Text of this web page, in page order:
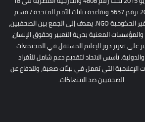
يونيو 2015 برقم 5657 وبقاعدة بيانات الأمم المتحدة / قسم
المنظمات غير الحكومية NGO. يهدف إلى الجمع بين الصحفيين،
المعنية بحرية التعبير وحقوق الإنسان،
على تعزيز دور الإعلام المستقل في المجتمعات
والدولية. تأسس الاتحاد لتقديم دعم شامل للأفراد
الإعلامية التي تعمل في بيئات صعبة، وللدفاع عن
الصحفيين ضد الانتهاكات.